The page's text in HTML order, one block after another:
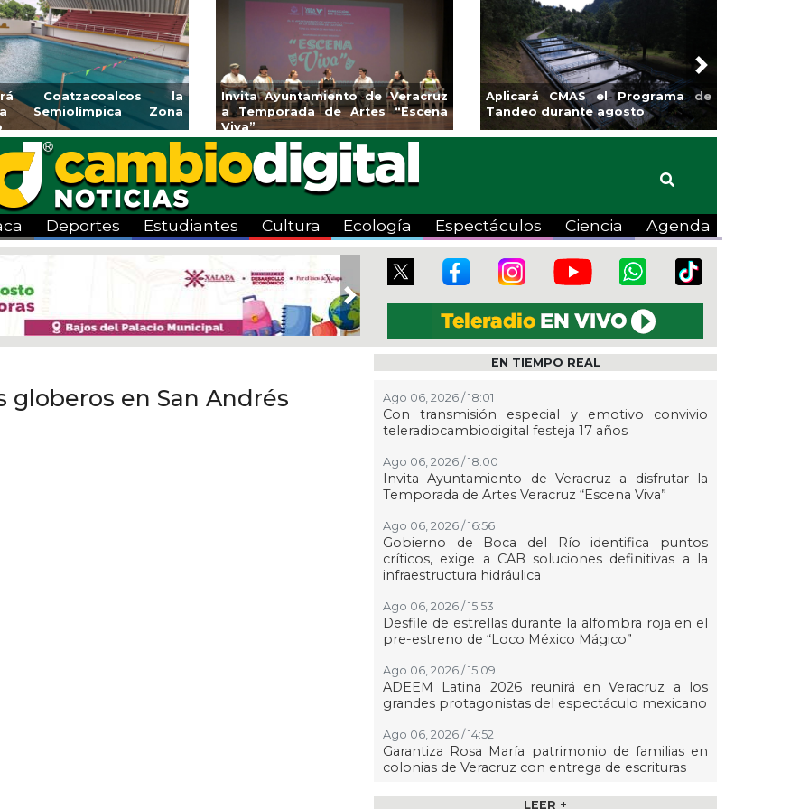
Coatzacoalcos la
Semiolímpica Zona
Invita Ayuntamiento de Veracruz
a Temporada de Artes “Escena
Viva”
Aplicará CMAS el Programa de
Tandeo durante agosto
Next
Deportes Estudiantes Cultura Ecología Espectáculos Ciencia Agenda
Next
globeros en San Andrés
EN TIEMPO REAL
Ago 06, 2026 / 18:01
Con transmisión especial y emotivo convivio
teleradiocambiodigital festeja 17 años
Ago 06, 2026 / 18:00
Invita Ayuntamiento de Veracruz a disfrutar la
Temporada de Artes Veracruz “Escena Viva”
Ago 06, 2026 / 16:56
Gobierno de Boca del Río identifica puntos
críticos, exige a CAB soluciones definitivas a la
infraestructura hidráulica
Ago 06, 2026 / 15:53
Desfile de estrellas durante la alfombra roja en el
pre-estreno de “Loco México Mágico”
Ago 06, 2026 / 15:09
ADEEM Latina 2026 reunirá en Veracruz a los
grandes protagonistas del espectáculo mexicano
Ago 06, 2026 / 14:52
Garantiza Rosa María patrimonio de familias en
colonias de Veracruz con entrega de escrituras
Ago 06, 2026 / 14:45 LEER +